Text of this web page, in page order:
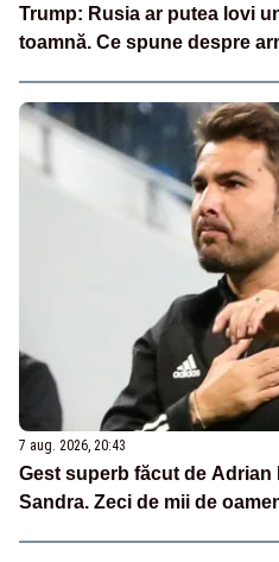
Trump: Rusia ar putea lovi
toamnă. Ce spune despre
7 aug. 2026, 20:43
Gest superb făcut de Adrian
Sandra. Zeci de mii de